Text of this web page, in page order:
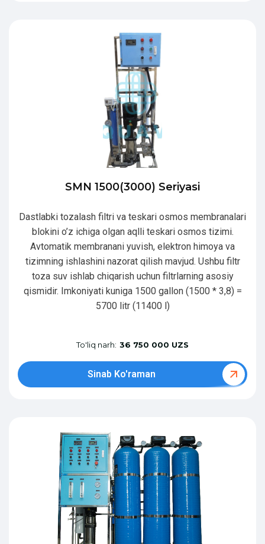
SMN 1500(3000) Seriyasi
Dastlabki tozalash filtri va teskari osmos membranalari
blokini o’z ichiga olgan aqlli teskari osmos tizimi.
Avtomatik membranani yuvish, elektron himoya va
tizimning ishlashini nazorat qilish mavjud. Ushbu filtr
toza suv ishlab chiqarish uchun filtrlarning asosiy
qismidir. Imkoniyati kuniga 1500 gallon (1500 * 3,8) =
5700 litr (11400 l)
To'liq narh: 36 750 000 UZS
Sinab Ko'raman